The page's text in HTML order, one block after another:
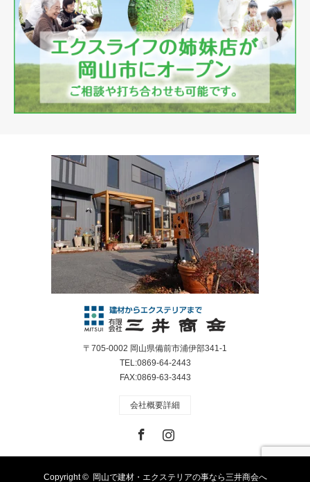
〒705-0002 岡山県備前市浦伊部341-1
TEL:0869-64-2443
FAX:0869-63-3443
会社概要詳細
Copyright © 岡山で建材・エクステリアの事なら三井商会へ